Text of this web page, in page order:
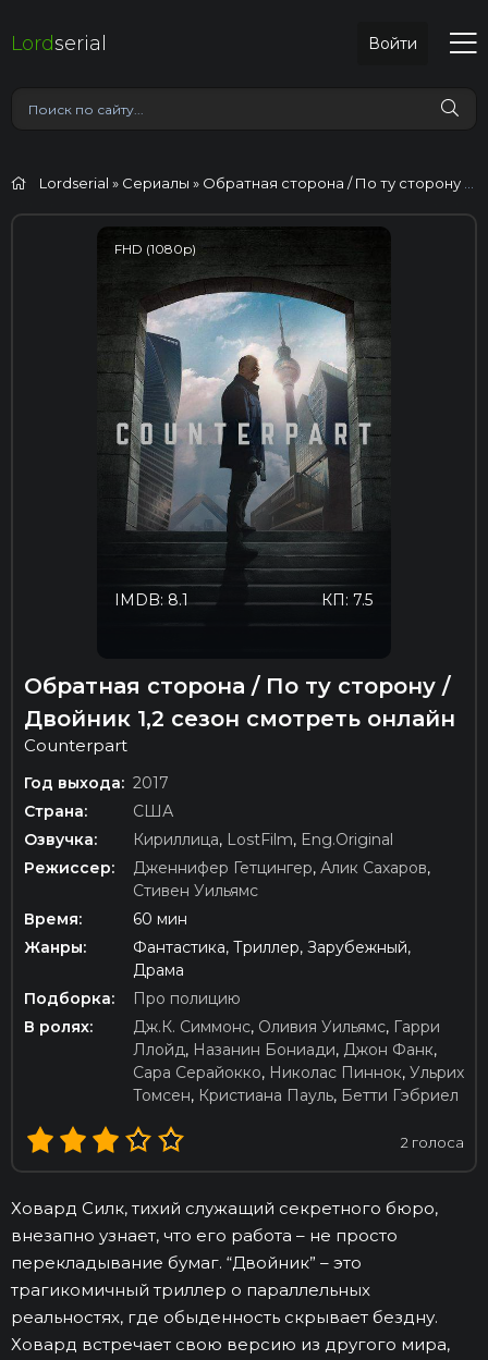
Lordserial Войти
Lordserial » Сериалы » Обратная сторона / По ту сторону / Двойник
FHD (1080p)
КП: 7.5
IMDB: 8.1
Обратная сторона / По ту сторону /
Двойник 1,2 сезон смотреть онлайн
Counterpart
Год выхода: 2017
Страна:
США
Озвучка:
Кириллица, LostFilm, Eng.Original
Режиссер:
Дженнифер Гетцингер, Алик Сахаров,
Стивен Уильямс
Время:
60 мин
Жанры:
Фантастика, Триллер, Зарубежный,
Драма
Подборка:
Про полицию
В ролях:
Дж.К. Симмонс, Оливия Уильямс, Гарри
Ллойд, Назанин Бониади, Джон Фанк,
Сара Серайокко, Николас Пиннок, Ульрих
Томсен, Кристиана Пауль, Бетти Гэбриел
2 голоса
Ховард Силк, тихий служащий секретного бюро,
внезапно узнает, что его работа – не просто
перекладывание бумаг. “Двойник” – это
трагикомичный триллер о параллельных
реальностях, где обыденность скрывает бездну.
Ховард встречает свою версию из другого мира,